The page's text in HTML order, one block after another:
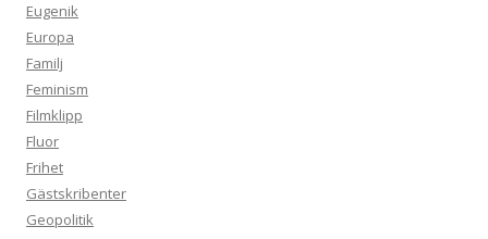
Eugenik
Europa
Familj
Feminism
Filmklipp
Fluor
Frihet
Gästskribenter
Geopolitik